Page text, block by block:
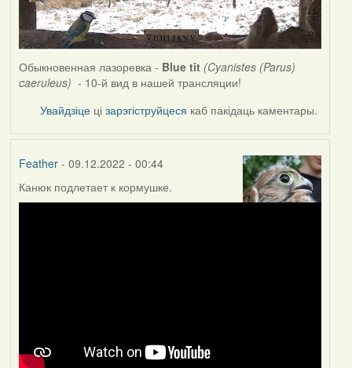
Обыкновенная лазоревка - Blue tit (Cyanistes (Parus)
caeruleus) - 10-й вид в нашей трансляции!
Увайдзіце цізарэгіструйцеся каб пакідаць каментары.
Feather- 09.12.2022 - 00:44
Канюк подлетает к кормушке.